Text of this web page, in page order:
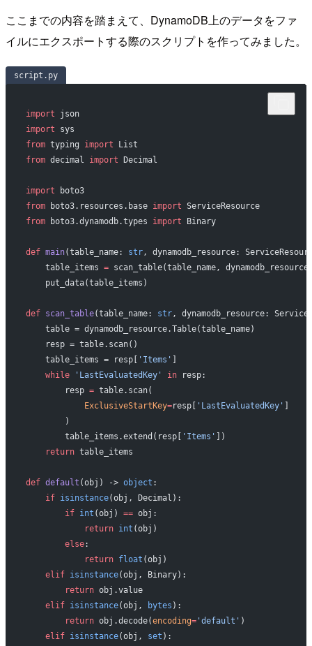
ここまでの内容を踏まえて、DynamoDB上のデータをファ
イルにエクスポートする際のスクリプトを作ってみました。
script.py
import json
import sys
from typing import List
from decimal import Decimal
import boto3
from boto3.resources.base import ServiceResource
from boto3.dynamodb.types import Binary
def main(table_name: str, dynamodb_resource:
    table_items
= scan_table(table_name,
    put_data(table_items)
def scan_table(table_name: str, dynamodb_resource:
    table = dynamodb_resource.Table(table_name)
    resp = table.scan()
    table_items = resp[
'Items' ]
    while
'LastEvaluatedKey' in resp:
        resp
= table.scan(
            ExclusiveStartKey
=resp[ 'LastEvaluatedKey' ]
        )
        table_items.extend(resp[
'Items' ])
    return
table_items
def default (obj) -> object :
    if
isinstance(obj, Decimal):
        if
int (obj) == obj:
            return
int (obj)
        else
:
            return
float (obj)
    elif
isinstance(obj, Binary):
        return
obj.value
    elif
isinstance(obj, bytes ):
        return
obj.decode(encoding='default' )
    elif
isinstance(obj, set ):